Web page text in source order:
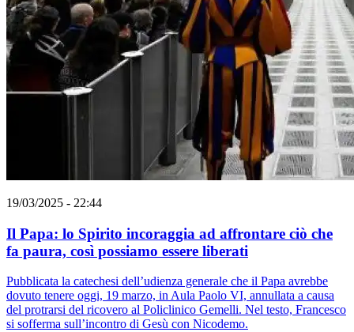
19/03/2025 - 22:44
Il Papa: lo Spirito incoraggia ad affrontare ciò che
fa paura, così possiamo essere liberati
Pubblicata la catechesi dell’udienza generale che il Papa avrebbe
dovuto tenere oggi, 19 marzo, in Aula Paolo VI, annullata a causa
del protrarsi del ricovero al Policlinico Gemelli. Nel testo, Francesco
si sofferma sull’incontro di Gesù con Nicodemo.